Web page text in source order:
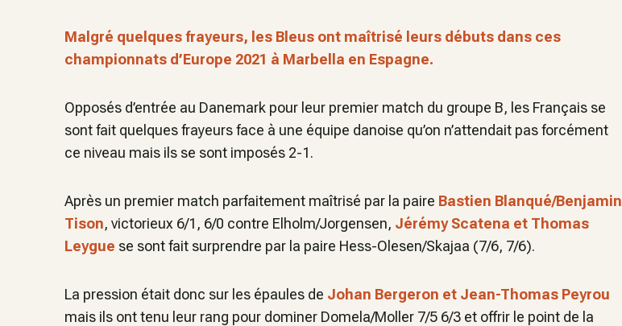
Malgré quelques frayeurs, les Bleus ont maîtrisé leurs débuts dans ces
championnats d’Europe 2021 à Marbella en Espagne.
Opposés d’entrée au Danemark pour leur premier match du groupe B, les Français se
sont fait quelques frayeurs face à une équipe danoise qu’on n’attendait pas forcément
ce niveau mais ils se sont imposés 2-1.
Après un premier match parfaitement maîtrisé par la paire Bastien Blanqué/Benjamin
Tison, victorieux 6/1, 6/0 contre Elholm/Jorgensen, Jérémy Scatena et Thomas
Leygue se sont fait surprendre par la paire Hess-Olesen/Skajaa (7/6, 7/6).
La pression était donc sur les épaules de Johan Bergeron et Jean-Thomas Peyrou
mais ils ont tenu leur rang pour dominer Domela/Moller 7/5 6/3 et offrir le point de la